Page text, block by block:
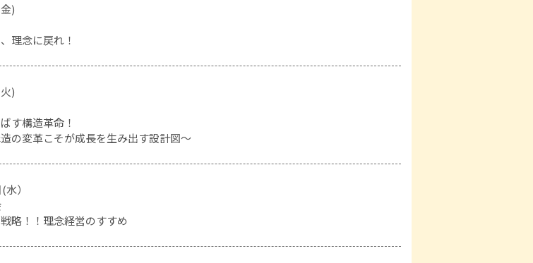
)
理念に戻れ！
)
す構造革命！
の変革こそが成長を生み出す設計図～
）
略！！理念経営のすすめ